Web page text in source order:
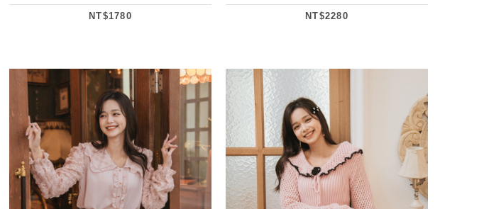
NT$1780 NT$2280